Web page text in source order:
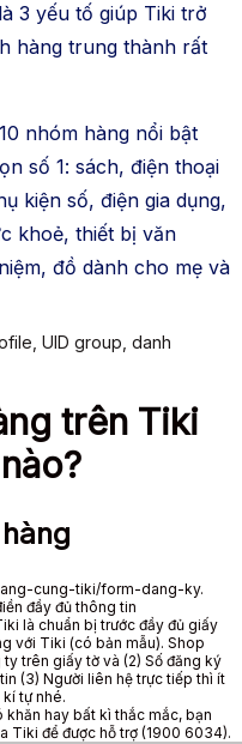
UID group, danh
3 yếu tố giúp Tiki trở
hàng trung thành rất
nhóm hàng nổi bật
số 1: sách, điện thoại
kiện số, điện gia dụng,
khoẻ, thiết bị văn
đồ dành cho mẹ và
trên Tiki
cung-tiki/form-dang-ky.
đầy đủ thông tin
là chuẩn bị trước đầy đủ giấy
với Tiki (có bản mẫu). Shop
trên giấy tờ và (2) Số đăng ký
(3) Người liên hệ trực tiếp thì ít
tự nhé.
hay bất kì thắc mắc, bạn
Tiki để được hỗ trợ (1900 6034).